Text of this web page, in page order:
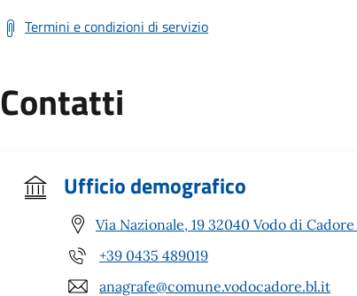
Termini e condizioni di servizio
Contatti
Ufficio demografico
Via Nazionale, 19 32040 Vodo di Cadore
+39 0435 489019
anagrafe@comune.vodocadore.bl.it